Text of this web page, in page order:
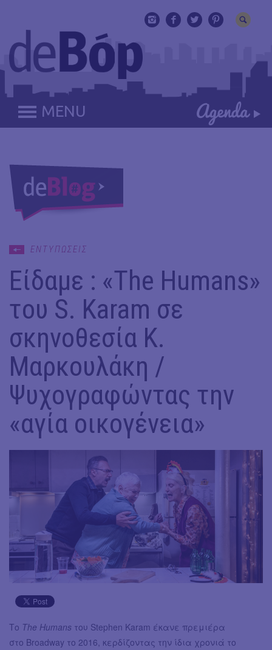
MENU
ΕΝΤΥΠΩΣΕΙΣ
Είδαμε : «Τhe Humans»
του S. Karam σε
σκηνοθεσία Κ.
Μαρκουλάκη /
Ψυχογραφώντας την
«αγία οικογένεια»
Το The Humans του Stephen Karam έκανε πρεμιέρα
στο Broadway το 2016, κερδίζοντας την ίδια χρονιά το